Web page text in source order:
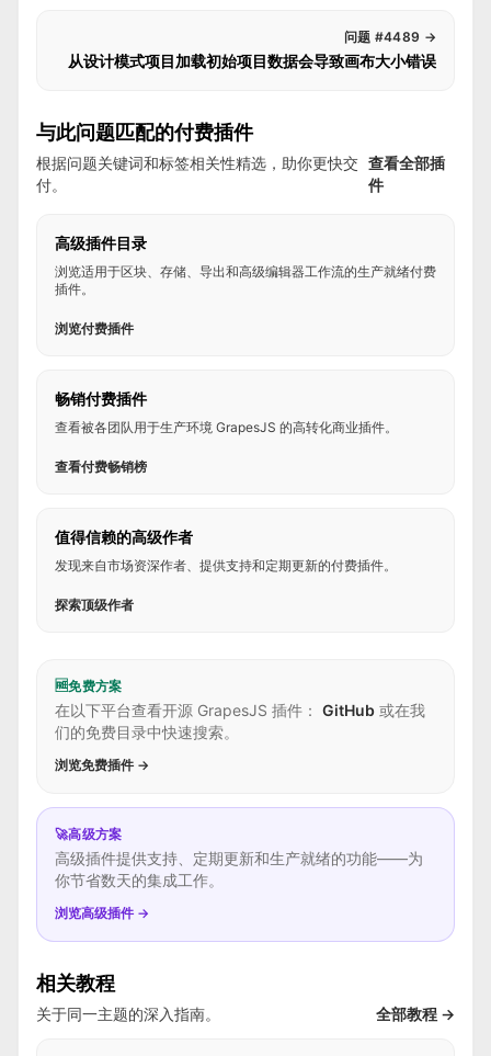
问题 #4489 →
从设计模式项目加载初始项目数据会导致画布大小错误
与此问题匹配的付费插件
根据问题关键词和标签相关性精选，助你更快交
付。
查看全部插
件
高级插件目录
浏览适用于区块、存储、导出和高级编辑器工作流的生产就绪付费
插件。
浏览付费插件
畅销付费插件
查看被各团队用于生产环境 GrapesJS 的高转化商业插件。
查看付费畅销榜
值得信赖的高级作者
发现来自市场资深作者、提供支持和定期更新的付费插件。
探索顶级作者
🆓免费方案
在以下平台查看开源 GrapesJS 插件： GitHub 或在我
们的免费目录中快速搜索。
浏览免费插件 →
🚀高级方案
高级插件提供支持、定期更新和生产就绪的功能——为
你节省数天的集成工作。
浏览高级插件 →
相关教程
关于同一主题的深入指南。 全部教程 →